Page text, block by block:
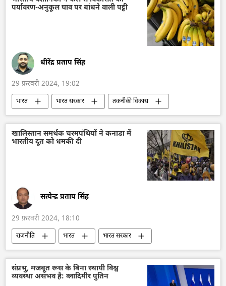
विशेष सैन्य अभियान
पर्यावरण-अनुकूल घाव पर बांधने वाली पट्टी
धीरेंद्र प्रताप सिंह
29 फ़रवरी 2024, 19:02
भारत भारत सरकार
तकनीकी विकास
विज्ञान एवं प्रौद्योगिकी
पर्यावरण
पर्यावरणवाद
भारत का विकास
दक्षिण एशिया
ऑफबीट
खालिस्तान समर्थक चरमपंथियों ने कनाडा में
भारतीय दूत को धमकी दी
सत्येन्द्र प्रताप सिंह
29 फ़रवरी 2024, 18:10
राजनीति भारत
भारत सरकार
भारत का दूतावास
राजदूतावास
कनाडा
कनाडा के प्रधानमंत्री
भारत-कनाडा विवाद
खालिस्तान
सिख विवाद
संप्रभु, मजबूत रूस के बिना स्थायी विश्व
व्यवस्था असंभव है: व्लादिमीर पुतिन